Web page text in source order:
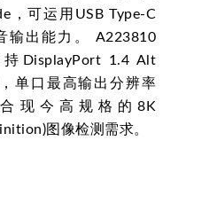
，可运用USB Type-C
输出能力。 A223810
DisplayPort 1.4 Alt
单口最高输出分辨率
合现今高规格的8K
图像检测需求。